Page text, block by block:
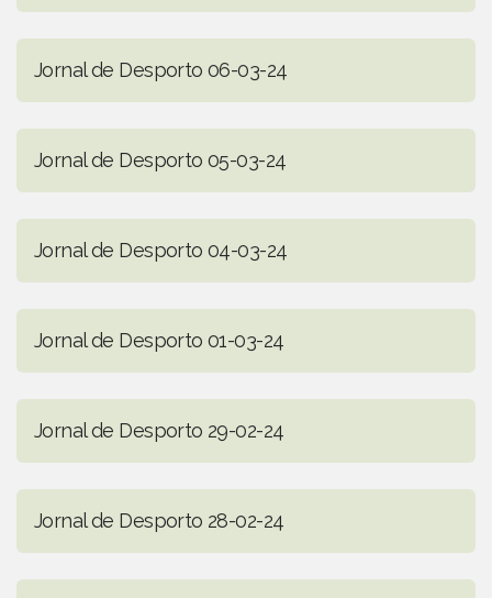
Jornal de Desporto 06-03-24
Jornal de Desporto 05-03-24
Jornal de Desporto 04-03-24
Jornal de Desporto 01-03-24
Jornal de Desporto 29-02-24
Jornal de Desporto 28-02-24